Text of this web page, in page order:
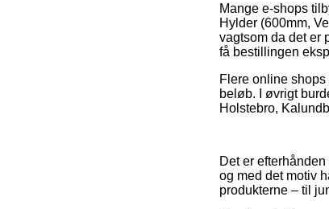
Mange e-shops
Hylder (600mm,
vagtsom da det er
få bestillingen
Flere online
beløb. I øvrigt
Holstebro,
Det er
og med det motiv
produkterne – til